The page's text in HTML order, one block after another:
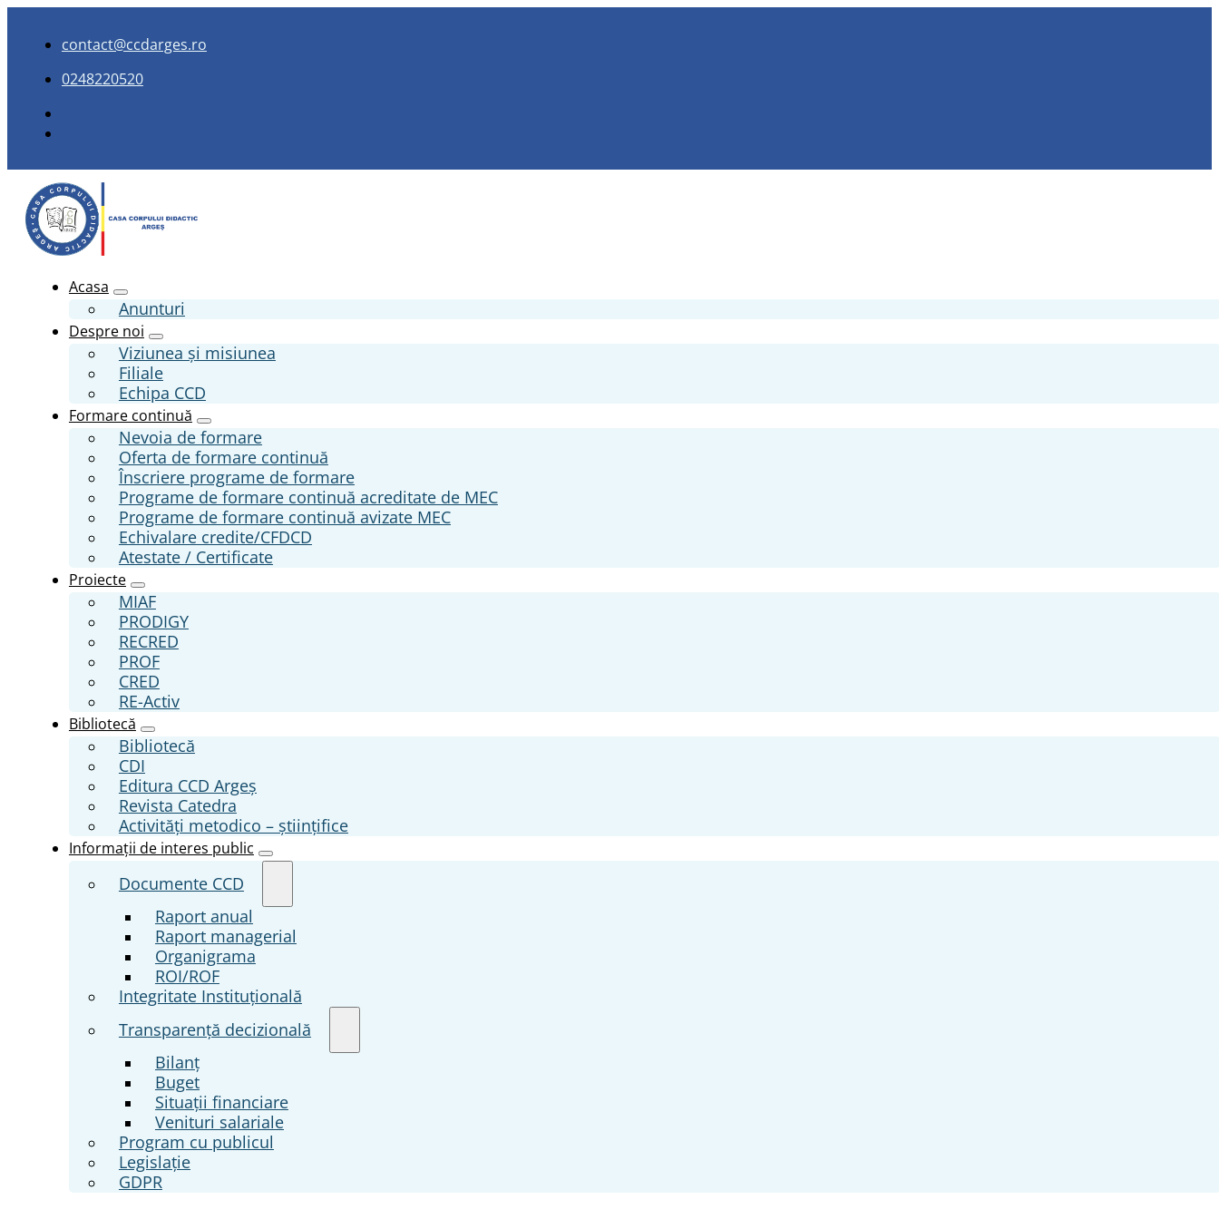
contact@ccdarges.ro
0248220520
Acasa
Anunturi
Despre noi
Viziunea și misiunea
Filiale
Echipa CCD
Formare continuă
Nevoia de formare
Oferta de formare continuă
Înscriere programe de formare
Programe de formare continuă acreditate de MEC
Programe de formare continuă avizate MEC
Echivalare credite/CFDCD
Atestate / Certificate
Proiecte
MIAF
PRODIGY
RECRED
PROF
CRED
RE-Activ
Bibliotecă
Bibliotecă
CDI
Editura CCD Argeş
Revista Catedra
Activități metodico – științifice
Informații de interes public
Documente CCD
Raport anual
Raport managerial
Organigrama
ROI/ROF
Integritate Instituțională
Transparenţă decizională
Bilanț
Buget
Situații financiare
Venituri salariale
Program cu publicul
Legislație
GDPR